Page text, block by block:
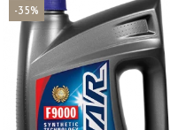
-35%